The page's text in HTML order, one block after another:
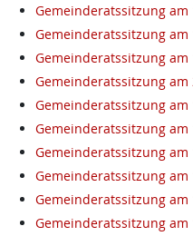
Gemeinderatssitzung am
Gemeinderatssitzung am
Gemeinderatssitzung am
Gemeinderatssitzung am
Gemeinderatssitzung am
Gemeinderatssitzung am
Gemeinderatssitzung am
Gemeinderatssitzung am
Gemeinderatssitzung am
Gemeinderatssitzung am